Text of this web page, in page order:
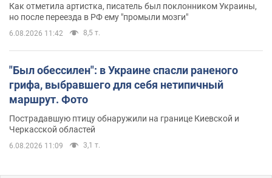
Как отметила артистка, писатель был поклонником Украины,
но после переезда в РФ ему "промыли мозги"
6.08.2026 11:42 8,5 т.
"Был обессилен": в Украине спасли раненого
грифа, выбравшего для себя нетипичный
маршрут. Фото
Пострадавшую птицу обнаружили на границе Киевской и
Черкасской областей
6.08.2026 11:09 3,1 т.